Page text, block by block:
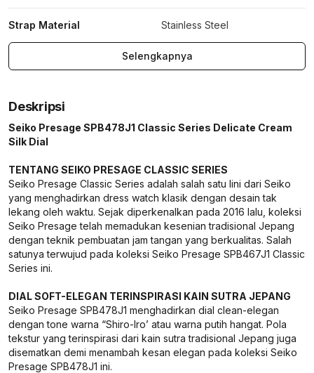
Strap Material Stainless Steel
Selengkapnya
Deskripsi
Seiko Presage SPB478J1 Classic Series Delicate Cream
Silk Dial
TENTANG SEIKO PRESAGE CLASSIC SERIES
Seiko Presage Classic Series adalah salah satu lini dari Seiko
yang menghadirkan dress watch klasik dengan desain tak
lekang oleh waktu. Sejak diperkenalkan pada 2016 lalu, koleksi
Seiko Presage telah memadukan kesenian tradisional Jepang
dengan teknik pembuatan jam tangan yang berkualitas. Salah
satunya terwujud pada koleksi Seiko Presage SPB467J1 Classic
Series ini.
DIAL SOFT-ELEGAN TERINSPIRASI KAIN SUTRA JEPANG
Seiko Presage SPB478J1 menghadirkan dial clean-elegan
dengan tone warna “Shiro-Iro’ atau warna putih hangat. Pola
tekstur yang terinspirasi dari kain sutra tradisional Jepang juga
disematkan demi menambah kesan elegan pada koleksi Seiko
Presage SPB478J1 ini.